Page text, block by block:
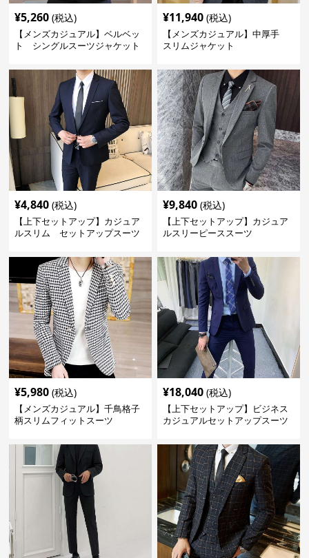
¥5,260 (税込)
【メンズカジュアル】ベルベッ
ト シングルスーツジャケット
¥11,940 (税込)
【メンズカジュアル】中厚手
スリムジャケット
¥4,840 (税込)
【上下セットアップ】カジュア
ルスリム セットアップスーツ
¥9,840 (税込)
【上下セットアップ】カジュア
ルスリーピーススーツ
¥5,980 (税込)
【メンズカジュアル】千鳥格子
柄スリムフィットスーツ
¥18,040 (税込)
【上下セットアップ】ビジネス
カジュアルセットアップスーツ